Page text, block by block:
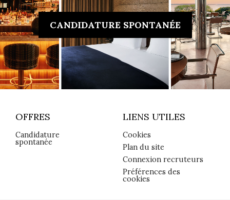
CANDIDATURE SPONTANÉE
OFFRES
Candidature
spontanée
LIENS UTILES
Cookies
Plan du site
Connexion recruteurs
Préférences des
cookies